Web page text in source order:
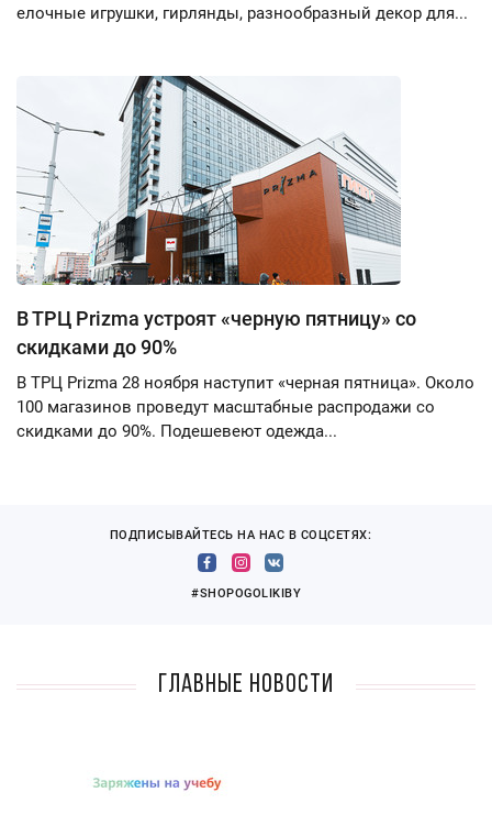
елочные игрушки, гирлянды, разнообразный декор для...
В ТРЦ Prizma устроят «черную пятницу» со
скидками до 90%
В ТРЦ Prizma 28 ноября наступит «черная пятница». Около
100 магазинов проведут масштабные распродажи со
скидками до 90%. Подешевеют одежда...
ПОДПИСЫВАЙТЕСЬ НА НАС В СОЦСЕТЯХ:
#SHOPOGOLIKIBY
Главные новости